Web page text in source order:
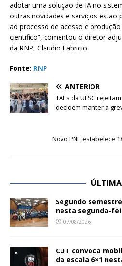
adotar uma solução de IA no
outras novidades e serviços estão
ao processo de acesso e
cientifico”, comentou o diretor-
da RNP, Claudio Fabricio.
Fonte: RNP
ANTERIOR
TAEs da UFSC
decidem manter a
Novo PNE estabelece
Segundo
nesta segunda-
07/08/2026
CUT convoca
da escala 6×1